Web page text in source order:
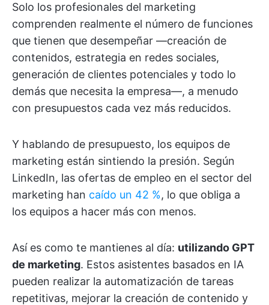
Solo los profesionales del marketing
comprenden realmente el número de funciones
que tienen que desempeñar —creación de
contenidos, estrategia en redes sociales,
generación de clientes potenciales y todo lo
demás que necesita la empresa—, a menudo
con presupuestos cada vez más reducidos.
Y hablando de presupuesto, los equipos de
marketing están sintiendo la presión. Según
LinkedIn, las ofertas de empleo en el sector del
marketing han caído un 42 %, lo que obliga a
los equipos a hacer más con menos.
Así es como te mantienes al día: utilizando GPT
de marketing. Estos asistentes basados en IA
pueden realizar la automatización de tareas
repetitivas, mejorar la creación de contenido y